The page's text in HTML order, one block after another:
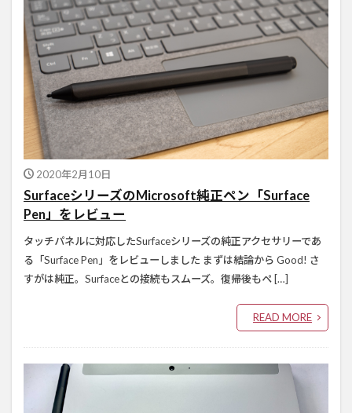
2020年2月10日
SurfaceシリーズのMicrosoft純正ペン「Surface
Pen」をレビュー
タッチパネルに対応したSurfaceシリーズの純正アクセサリーであ
る「Surface Pen」をレビューしました まずは結論から Good! さ
すがは純正。Surfaceとの接続もスムーズ。復帰後もペ […]
READ MORE